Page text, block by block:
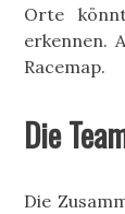
Orte
erkennen.
Racemap.
Die
Die